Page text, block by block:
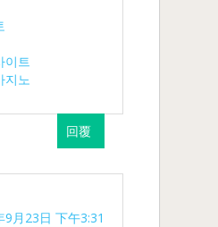
이트
지노
回覆
9月23日 下午3:31